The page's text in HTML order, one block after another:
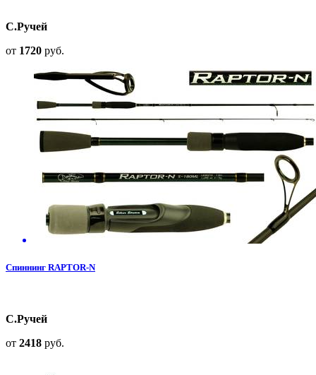
С.Ручей
от 1720 руб.
Спиннинг RAPTOR-N
С.Ручей
от 2418 руб.